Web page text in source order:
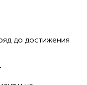
до достижения